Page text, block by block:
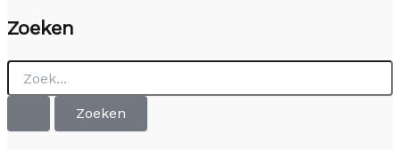
Zoeken
Zoek
naar: